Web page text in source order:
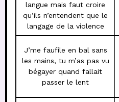
langue mais faut croire
qu’ils n’entendent que le
langage de la violence
J’me faufile en bal sans
les mains, tu m’as pas vu
bégayer quand fallait
passer le lent